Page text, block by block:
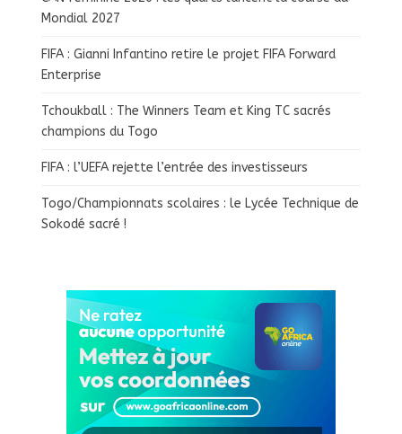
Mondial 2027
FIFA : Gianni Infantino retire le projet FIFA Forward
Enterprise
Tchoukball : The Winners Team et King TC sacrés
champions du Togo
FIFA : l’UEFA rejette l’entrée des investisseurs
Togo/Championnats scolaires : le Lycée Technique de
Sokodé sacré !